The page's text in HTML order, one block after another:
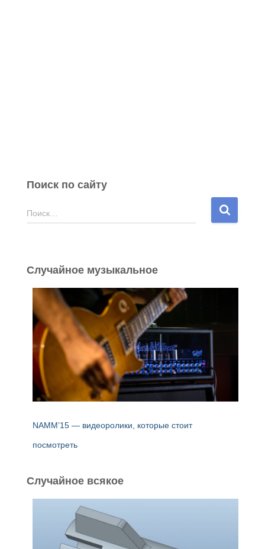
Поиск по сайту
Н
а
:
Поиск…
Случайное музыкальное
NAMM’15 — видеоролики, которые стоит
посмотреть
Случайное всякое